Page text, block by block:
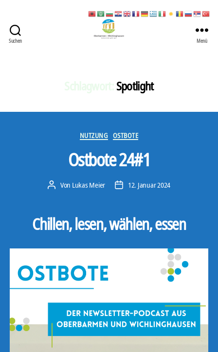
Suchen
Stadt
Menü
Spotlight
Kategorien
NUTZUNG OSTBOTE
Ostbote 24#1
Beitragsautor
Von Lukas Meier Veröffentlichungsdatum
12. Januar 2024
Chillen, lesen, wählen, essen